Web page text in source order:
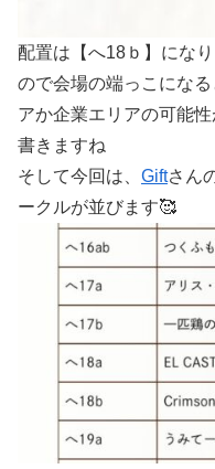
配置は【へ18ｂ】にな
ので会場の端っこにな
アか企業エリアの可能
書きますね
そして今回は、 Giftさん
ークルが並びます🥰